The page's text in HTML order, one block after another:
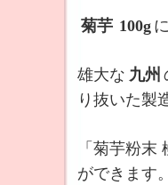
菊芋 100g
雄大な 九州
り抜いた製
「菊芋粉
ができます。